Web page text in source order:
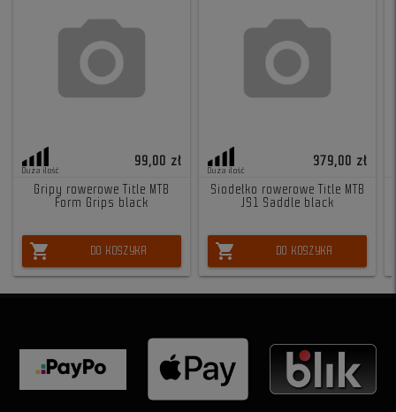
Duża ilość
99,00 zł
Gripy rowerowe Title MTB
Form Grips black
shopping_cart DO KOSZYKA
Duża ilość
379,00 zł
Siodełko rowerowe Title MTB
JS1 Saddle black
shopping_cart DO KOSZYKA